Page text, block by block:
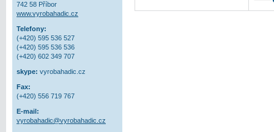
742 58 Příbor
www.vyrobahadic.cz
Telefony:
(+420) 595 536 527
(+420) 595 536 536
(+420) 602 349 707
skype: vyrobahadic.cz
Fax:
(+420) 556 719 767
E-mail:
vyrobahadic@vyrobahadic.cz